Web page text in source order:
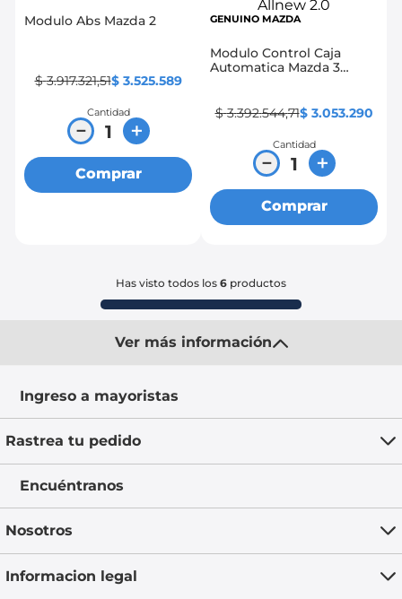
Modulo Abs Mazda 2
$ 3.917.321,51$ 3.525.589
Cantidad
＋
－
Comprar
GENUINO MAZDA
Modulo Control Caja
Automatica Mazda 3
$ 3.392.544,71$ 3.053.290
Cantidad
＋
－
Comprar
Has visto todos los 6 productos
Ver más información
Ingreso a mayoristas
Rastrea tu pedido
Encuéntranos
Nosotros
Informacion legal